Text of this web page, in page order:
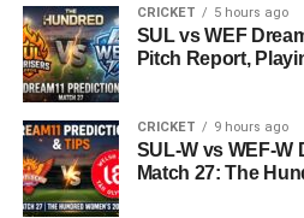
CRICKET 5 hours ago
SUL vs WEF
Pitch Report,
CRICKET 9 hours ago
SUL-W vs WEF-W
Match 27: The